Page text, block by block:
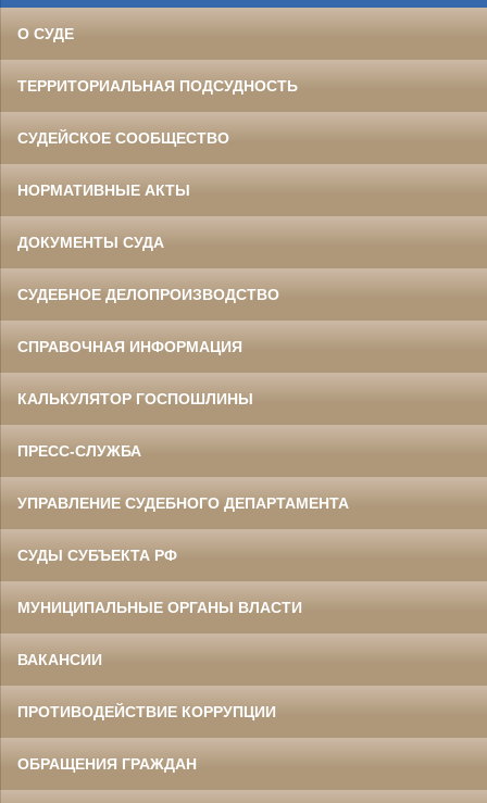
О СУДЕ
ТЕРРИТОРИАЛЬНАЯ ПОДСУДНОСТЬ
СУДЕЙСКОЕ СООБЩЕСТВО
НОРМАТИВНЫЕ АКТЫ
ДОКУМЕНТЫ СУДА
СУДЕБНОЕ ДЕЛОПРОИЗВОДСТВО
СПРАВОЧНАЯ ИНФОРМАЦИЯ
КАЛЬКУЛЯТОР ГОСПОШЛИНЫ
ПРЕСС-СЛУЖБА
УПРАВЛЕНИЕ СУДЕБНОГО ДЕПАРТАМЕНТА
СУДЫ СУБЪЕКТА РФ
МУНИЦИПАЛЬНЫЕ ОРГАНЫ ВЛАСТИ
ВАКАНСИИ
ПРОТИВОДЕЙСТВИЕ КОРРУПЦИИ
ОБРАЩЕНИЯ ГРАЖДАН